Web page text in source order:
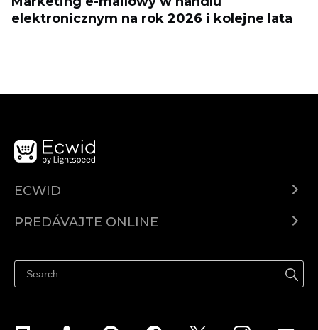
elektronicznym na rok 2026 i kolejne lata
ECWID
Cenník
PREDÁVAJTE ONLINE
Predávajte na Facebook
Predávať na Instagram